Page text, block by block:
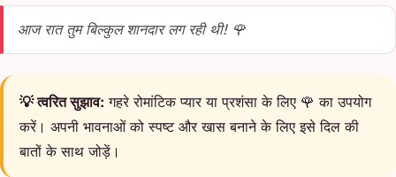
आज रात तुम बिल्कुल शानदार लग रही थी! 🌹
💡 त्वरित सुझाव: गहरे रोमांटिक प्यार या प्रशंसा के लिए 🌹 का उपयोग
करें। अपनी भावनाओं को स्पष्ट और खास बनाने के लिए इसे दिल की
बातों के साथ जोड़ें।